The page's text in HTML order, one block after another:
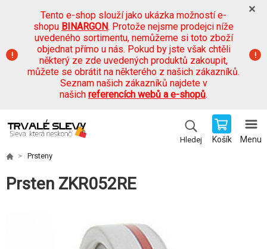
Tento e-shop slouží jako ukázka možností e-
shopu BINARGON. Protože nejsme prodejci níže
uvedeného sortimentu, nemůžeme si toto zboží
objednat přímo u nás. Pokud by jste však chtěli
některý ze zde uvedených produktů zakoupit,
můžete se obrátit na některého z našich zákazníků.
Seznam našich zákazníků najdete v
našich referencích webů a e-shopů.
Hledej Košík Menu
Prsteny
Prsten ZKR052RE